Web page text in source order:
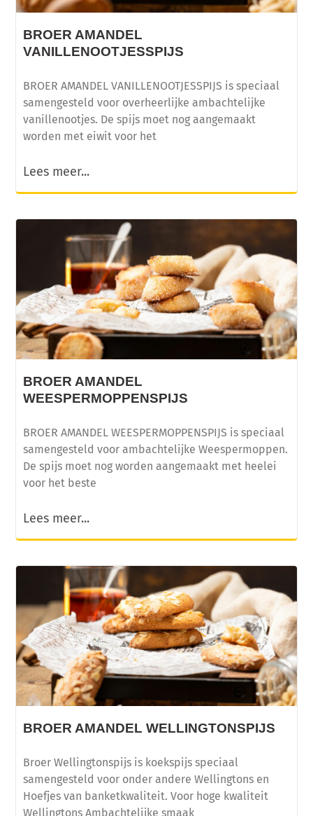
BROER AMANDEL
VANILLENOOTJESSPIJS
BROER AMANDEL VANILLENOOTJESSPIJS is speciaal
samengesteld voor overheerlijke ambachtelijke
vanillenootjes. De spijs moet nog aangemaakt
worden met eiwit voor het
Lees meer...
BROER AMANDEL
WEESPERMOPPENSPIJS
BROER AMANDEL WEESPERMOPPENSPIJS is speciaal
samengesteld voor ambachtelijke Weespermoppen.
De spijs moet nog worden aangemaakt met heelei
voor het beste
Lees meer...
BROER AMANDEL WELLINGTONSPIJS
Broer Wellingtonspijs is koekspijs speciaal
samengesteld voor onder andere Wellingtons en
Hoefjes van banketkwaliteit. Voor hoge kwaliteit
Wellingtons Ambachtelijke smaak